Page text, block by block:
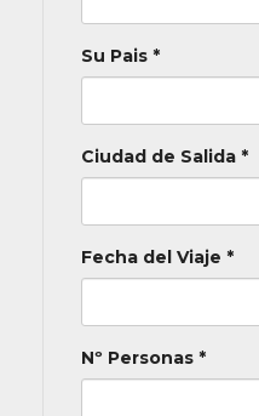
Su Pais *
Ciudad de Salida *
Fecha del Viaje *
Nº Personas *